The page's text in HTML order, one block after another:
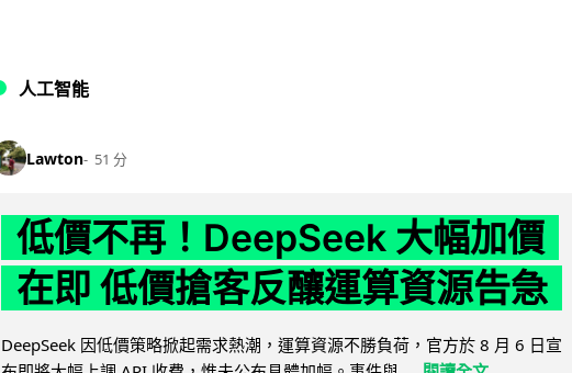
人工智能
Lawton 51 分
低價不再！DeepSeek 大幅加價
在即 低價搶客反釀運算資源告急
DeepSeek 因低價策略掀起需求熱潮，運算資源不勝負荷，官方於 8 月 6 日宣